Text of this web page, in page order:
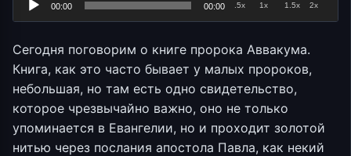
00:00 00:00 .5x 1x 1.5x 2x
Сегодня поговорим о книге пророка Аввакума.
Книга, как это часто бывает у малых пророков,
небольшая, но там есть одно свидетельство,
которое чрезвычайно важно, оно не только
упоминается в Евангелии, но и проходит золотой
нитью через послания апостола Павла, как некий